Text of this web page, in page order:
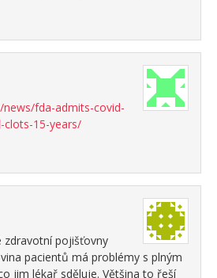
fda-admits-covid-
clots-15-years/
zdravotní pojišťovny
pacientů má problémy s plným
jim lékař sděluje. Většina to řeší